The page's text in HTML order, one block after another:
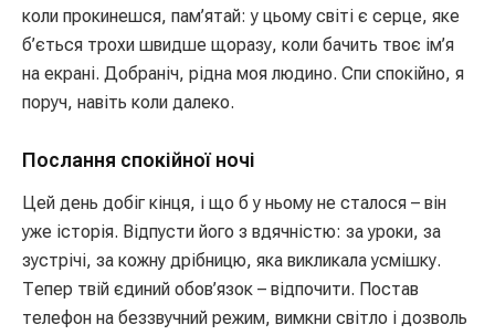
коли прокинешся, пам’ятай: у цьому світі є серце, яке
б’ється трохи швидше щоразу, коли бачить твоє ім’я
на екрані. Добраніч, рідна моя людино. Спи спокійно, я
поруч, навіть коли далеко.
Послання спокійної ночі
Цей день добіг кінця, і що б у ньому не сталося – він
уже історія. Відпусти його з вдячністю: за уроки, за
зустрічі, за кожну дрібницю, яка викликала усмішку.
Тепер твій єдиний обов’язок – відпочити. Постав
телефон на беззвучний режим, вимкни світло і дозволь